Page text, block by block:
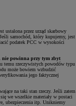
ustalona przez urząd skarbowy
samochód, który kupujemy, jest
podatek PCC w wysokości
nie powinna przy tym zbyt
temu rzeczywistych powodów typu
może bowiem wzbudzić
jego faktycznej
na taki stan rzeczy. Jeśli zatem
we wszelkie materiały w postaci
ubezpieczenia itp. Unikniemy